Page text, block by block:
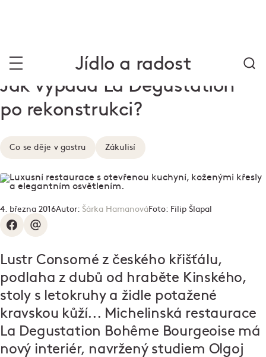
Jídlo a radost
Jak vypadá La Degustation
po rekonstrukci?
Co se děje v gastru Zákulisí
4. března 2016Autor: Šárka HamanováFoto: Filip Šlapal
Lustr Consomé z českého křišťálu,
podlaha z dubů od hraběte Kinského,
stoly s letokruhy a židle potažené
kravskou kůží... Michelinská restaurace
La Degustation Bohême Bourgeoise má
nový interiér, navržený studiem Olgoj